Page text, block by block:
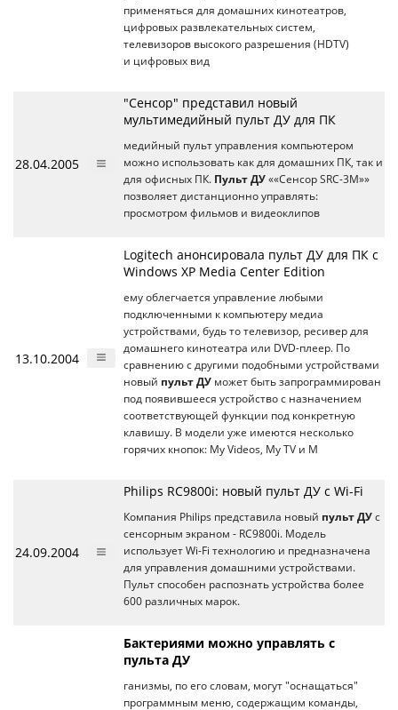
применяться для домашних кинотеатров,
цифровых развлекательных систем,
телевизоров высокого разрешения (HDTV)
и цифровых вид
28.04.2005
"Сенсор" представил новый
мультимедийный пульт ДУ для ПК
медийный пульт управления компьютером
можно использовать как для домашних ПК, так и
для офисных ПК. Пульт ДУ ««Сенсор SRC-3M»»
позволяет дистанционно управлять:
просмотром фильмов и видеоклипов
13.10.2004
Logitech анонсировала пульт ДУ для ПК с
Windows XP Media Center Edition
ему облегчается управление любыми
подключенными к компьютеру медиа
устройствами, будь то телевизор, ресивер для
домашнего кинотеатра или DVD-плеер. По
сравнению с другими подобными устройствами
новый пульт ДУ может быть запрограммирован
под появившееся устройство с назначением
соответствующей функции под конкретную
клавишу. В модели уже имеются несколько
горячих кнопок: My Videos, My TV и M
24.09.2004
Philips RC9800i: новый пульт ДУ с Wi-Fi
Компания Philips представила новый пульт ДУ с
сенсорным экраном - RC9800i. Модель
использует Wi-Fi технологию и предназначена
для управления домашними устройствами.
Пульт способен распознать устройства более
600 различных марок.
Бактериями можно управлять с
пульта ДУ
ганизмы, по его словам, могут "оснащаться"
программным меню, содержащим команды,